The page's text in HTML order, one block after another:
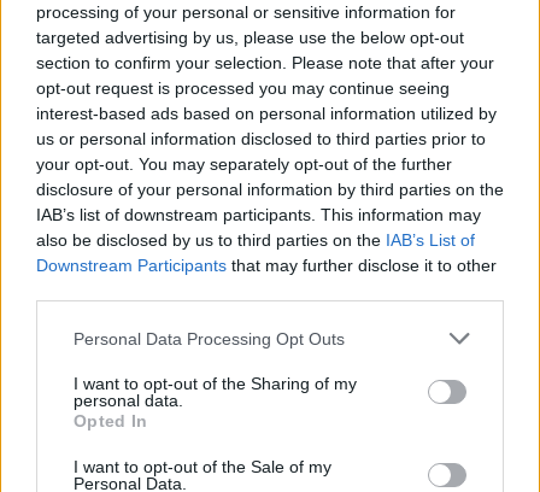
processing of your personal or sensitive information for
targeted advertising by us, please use the below opt-out
section to confirm your selection. Please note that after your
opt-out request is processed you may continue seeing
interest-based ads based on personal information utilized by
us or personal information disclosed to third parties prior to
your opt-out. You may separately opt-out of the further
disclosure of your personal information by third parties on the
IAB’s list of downstream participants. This information may
also be disclosed by us to third parties on the IAB’s List of
Downstream Participants that may further disclose it to other
Personal Data Processing Opt Outs
I want to opt-out of the Sharing of my
personal data.
Opted In
I want to opt-out of the Sale of my
Personal Data.
22:03
Τραγωδία στην Πάρο: Για ανθρωποκτονία από αμέλεια
κατηγορούνται οι γονείς του 4χρονου και ο ιδιοκτήτης
του beach bar
21:56
Νέα διοίκηση για το Κέντρο Κρητικής Λογοτεχνίας
21:51
Στα ύψη το Σάββατο (08/08) ο υδράργυρος: Σε ποια